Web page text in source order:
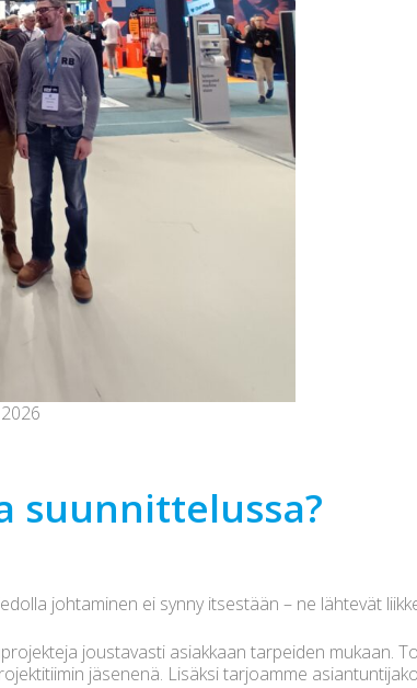
suunnittelussa?
johtaminen ei synny itsestään – ne lähtevät
joustavasti asiakkaan tarpeiden mukaan.
jäsenenä. Lisäksi tarjoamme